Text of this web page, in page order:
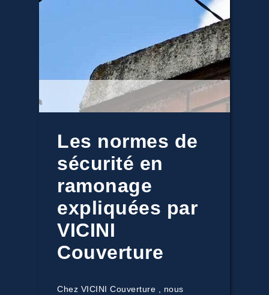
Les normes de
sécurité en
ramonage
expliquées par
VICINI
Couverture
Chez VICINI Couverture , nous